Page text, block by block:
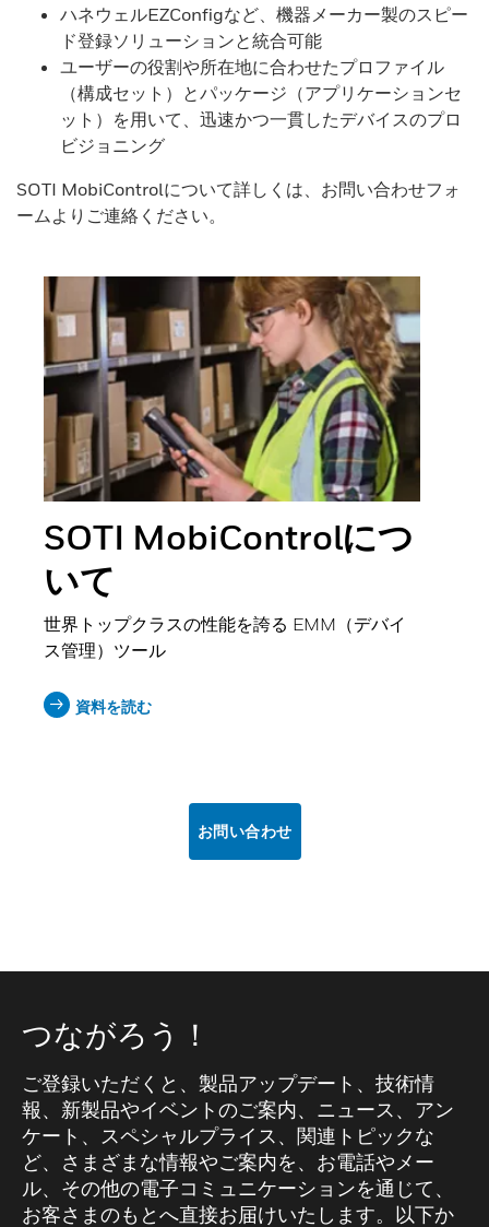
ハネウェルEZConfigなど、機器メーカー製のスピー
ド登録ソリューションと統合可能
ユーザーの役割や所在地に合わせたプロファイル
（構成セット）とパッケージ（アプリケーションセ
ット）を用いて、迅速かつ一貫したデバイスのプロ
ビジョニング
SOTI MobiControlについて詳しくは、お問い合わせフォ
ームよりご連絡ください。
SOTI MobiControlにつ
いて
世界トップクラスの性能を誇る EMM（デバイ
ス管理）ツール
資料を読む
お問い合わせ
つながろう！
ご登録いただくと、製品アップデート、技術情
報、新製品やイベントのご案内、ニュース、アン
ケート、スペシャルプライス、関連トピックな
ど、さまざまな情報やご案内を、お電話やメー
ル、その他の電子コミュニケーションを通じて、
お客さまのもとへ直接お届けいたします。以下か